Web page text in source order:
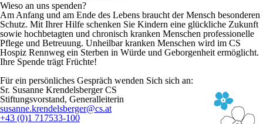
Wieso an uns spenden?
Am Anfang und am Ende des Lebens braucht der Mensch besonderen
Schutz. Mit Ihrer Hilfe schenken Sie Kindern eine glückliche Zukunft
sowie hochbetagten und chronisch kranken Menschen professionelle
Pflege und Betreuung. Unheilbar kranken Menschen wird im CS
Hospiz Rennweg ein Sterben in Würde und Geborgenheit ermöglicht.
Ihre Spende trägt Früchte!
Für ein persönliches Gespräch wenden Sich sich an:
Sr. Susanne Krendelsberger CS
Stiftungsvorstand, Generalleiterin
susanne.krendelsberger@cs.at
+43 (0)1 717533-100